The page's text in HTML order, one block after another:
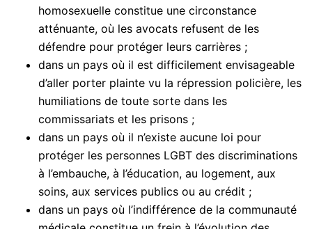
homosexuelle constitue une circonstance
atténuante, où les avocats refusent de les
défendre pour protéger leurs carrières ;
dans un pays où il est difficilement envisageable
d’aller porter plainte vu la répression policière, les
humiliations de toute sorte dans les
commissariats et les prisons ;
dans un pays où il n’existe aucune loi pour
protéger les personnes LGBT des discriminations
à l’embauche, à l’éducation, au logement, aux
soins, aux services publics ou au crédit ;
dans un pays où l’indifférence de la communauté